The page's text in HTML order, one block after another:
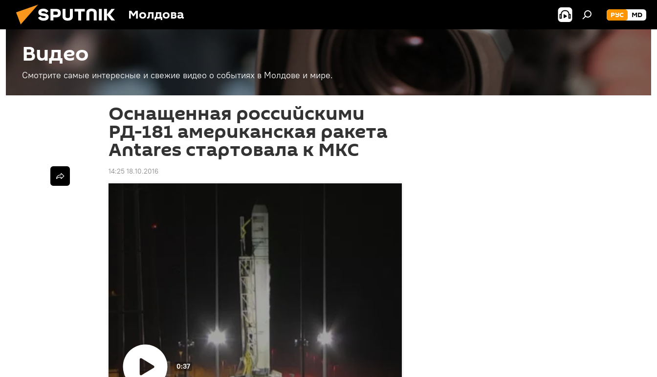
Молдова РУС MD
Видео
Смотрите самые интересные и свежие видео о событиях в Молдове и мире.
Оснащенная российскими
РД-181 американская ракета
Аntares стартовала к МКС
14:25 18.10.2016
0:37